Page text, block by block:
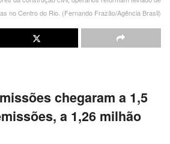
no Centro do Rio. (Fernando Frazão/Agência Brasil)
chegaram a 1,5
a 1,26 milhão